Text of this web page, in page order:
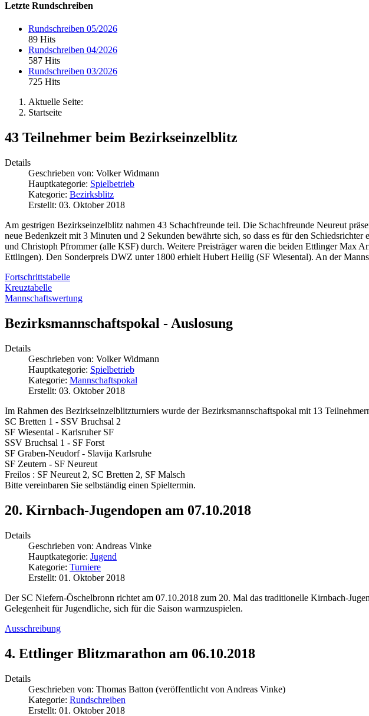
Letzte Rundschreiben
Rundschreiben 05/2026
89 Hits
Rundschreiben 04/2026
587 Hits
Rundschreiben 03/2026
725 Hits
Aktuelle Seite:
Startseite
43 Teilnehmer beim Bezirkseinzelblitz
Details
Geschrieben von: Volker Widmann
Hauptkategorie: Spielbetrieb
Kategorie: Bezirksblitz
Erstellt: 03. Oktober 2018
Am gestrigen Bezirkseinzelblitz nahmen 43 Schachfreunde teil. Die Schachfreunde Neureut
neue Bedenkzeit mit 3 Minuten und 2 Sekunden bewährte sich, so dass es für den
und Christoph Pfrommer (alle KSF) durch. Weitere Preisträger waren die beiden Ettlinger
Ettlingen). Den Sonderpreis DWZ unter 1800 erhielt Hubert Heilig (SF Wiesental). An der
Fortschrittstabelle
Kreuztabelle
Mannschaftswertung
Bezirksmannschaftspokal - Auslosung
Details
Geschrieben von: Volker Widmann
Hauptkategorie: Spielbetrieb
Kategorie: Mannschaftspokal
Erstellt: 03. Oktober 2018
Im Rahmen des Bezirkseinzelblitzturniers wurde der Bezirksmannschaftspokal mit 13
SC Bretten 1 - SSV Bruchsal 2
SF Wiesental - Karlsruher SF
SSV Bruchsal 1 - SF Forst
SF Graben-Neudorf - Slavija Karlsruhe
SF Zeutern - SF Neureut
Freilos : SF Neureut 2, SC Bretten 2, SF Malsch
Bitte vereinbaren Sie selbständig einen Spieltermin.
20. Kirnbach-Jugendopen am 07.10.2018
Details
Geschrieben von: Andreas Vinke
Hauptkategorie: Jugend
Kategorie: Turniere
Erstellt: 01. Oktober 2018
Der SC Niefern-Öschelbronn richtet am 07.10.2018 zum 20. Mal das traditionelle Kirnbach-
Gelegenheit für Jugendliche, sich für die Saison warmzuspielen.
Ausschreibung
4. Ettlinger Blitzmarathon am 06.10.2018
Details
Geschrieben von: Thomas Batton (veröffentlicht von Andreas Vinke)
Kategorie: Rundschreiben
Erstellt: 01. Oktober 2018